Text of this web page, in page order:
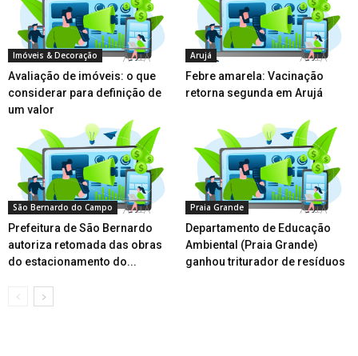
Imóveis & Decoração
Avaliação de imóveis: o que
considerar para definição de
um valor
Arujá
Febre amarela: Vacinação
retorna segunda em Arujá
São Bernardo do Campo
Prefeitura de São Bernardo
autoriza retomada das obras
do estacionamento do...
Praia Grande
Departamento de Educação
Ambiental (Praia Grande)
ganhou triturador de resíduos